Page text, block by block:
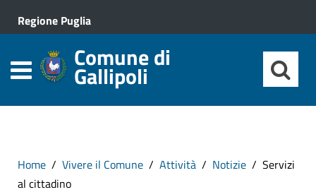
Regione Puglia
Comune di
Gallipoli
Home Vivere il Comune Attività Notizie
Servizi
al cittadino